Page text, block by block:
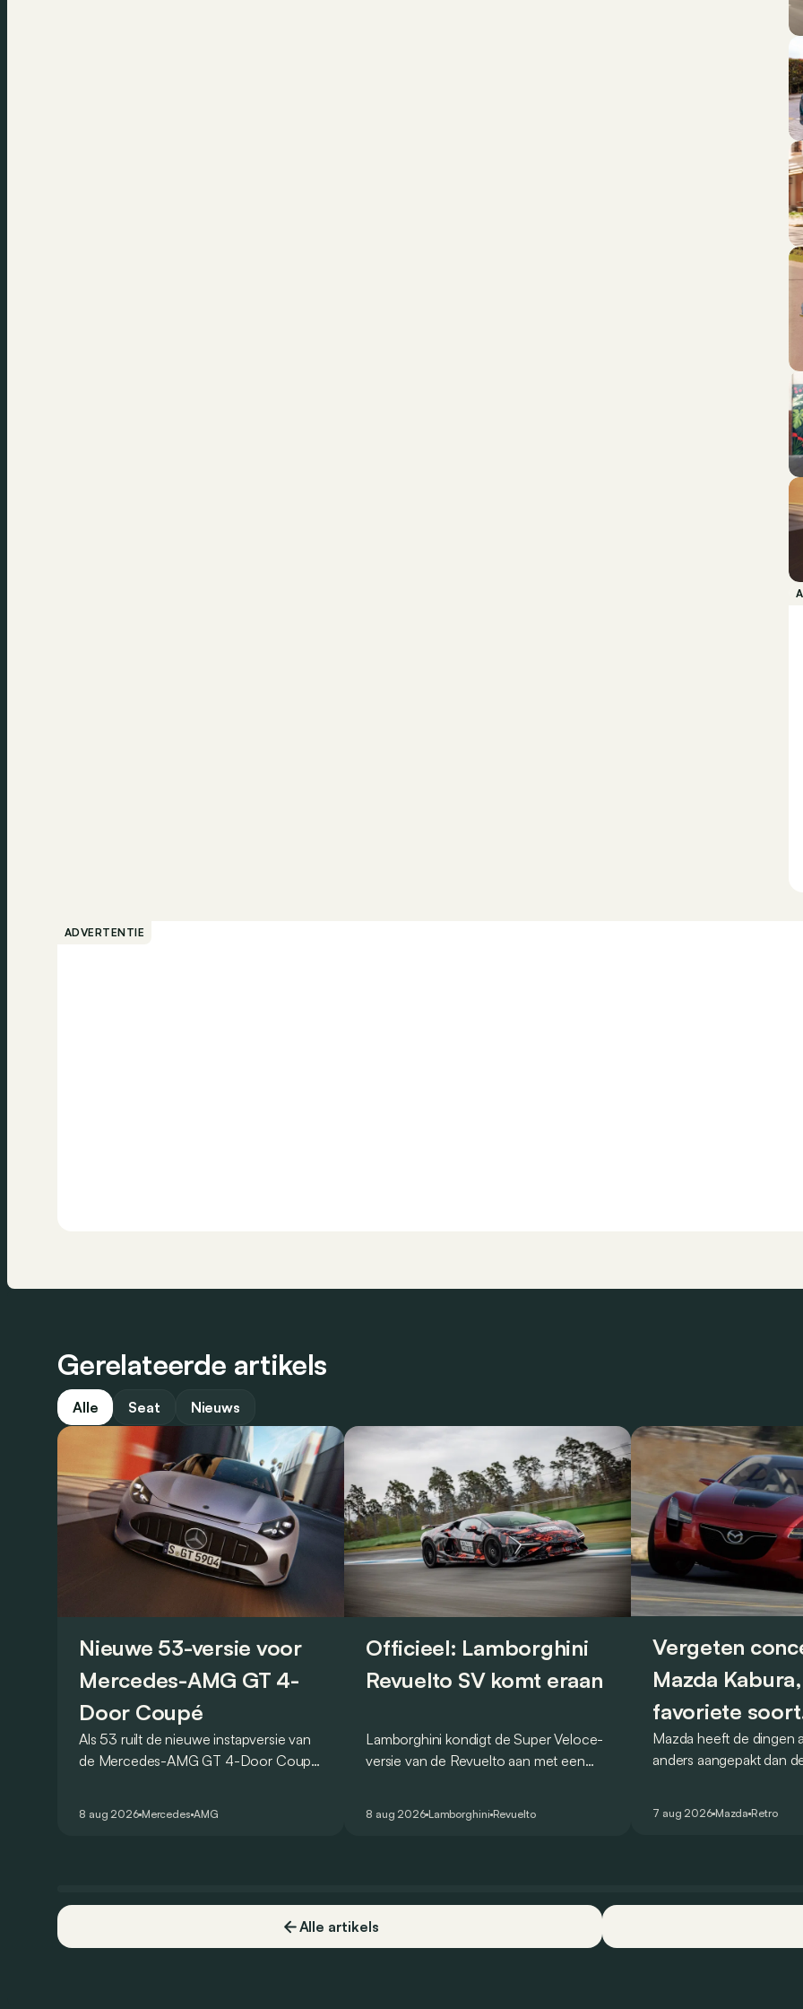
ADVERTENTIE
Gerelateerde artikels
Alle Seat Nieuws
Nieuwe 53-versie voor
Mercedes-AMG GT 4-
Door Coupé
Als 53 ruilt de nieuwe instapversie van
de Mercedes-AMG GT 4-Door Coupé
8 aug 2026 Mercedes AMG
Officieel: Lamborghini
Revuelto SV komt eraan
Lamborghini kondigt de Super Veloce-
versie van de Revuelto aan met een
een record voor productiewagens.
8 aug 2026 Lamborghini Revuelto
Vergeten
Mazda
favoriete soort
Mazda heeft de dingen
anders aangepakt dan
wijze.
7 aug 2026 Mazda Retro
Alle artikels